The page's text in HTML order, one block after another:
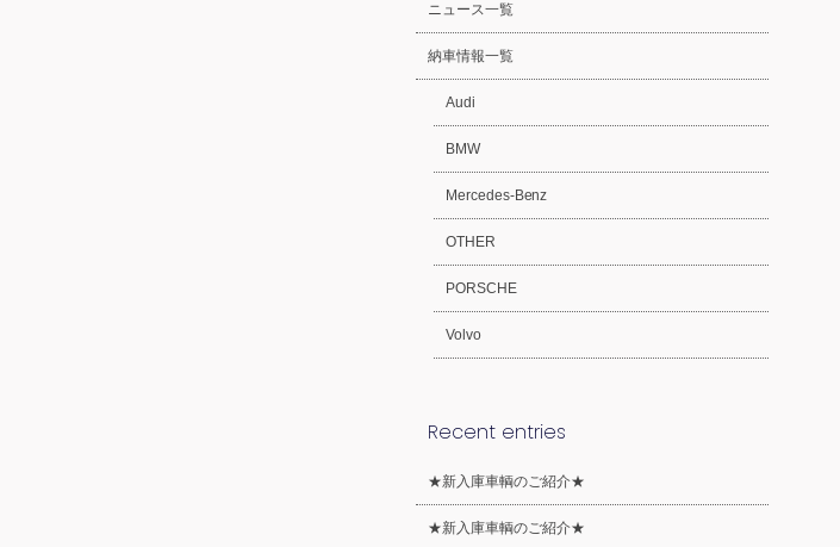
ニュース一覧
納車情報一覧
Audi
BMW
Mercedes-Benz
OTHER
PORSCHE
Volvo
Recent entries
★新入庫車輌のご紹介★
★新入庫車輌のご紹介★